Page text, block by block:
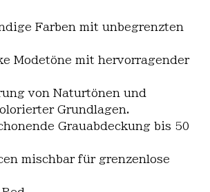
Farben mit unbegrenzten
Modetöne mit hervorragender
von Naturtönen und
Grundlagen.
Grauabdeckung bis 50
mischbar für grenzenlose